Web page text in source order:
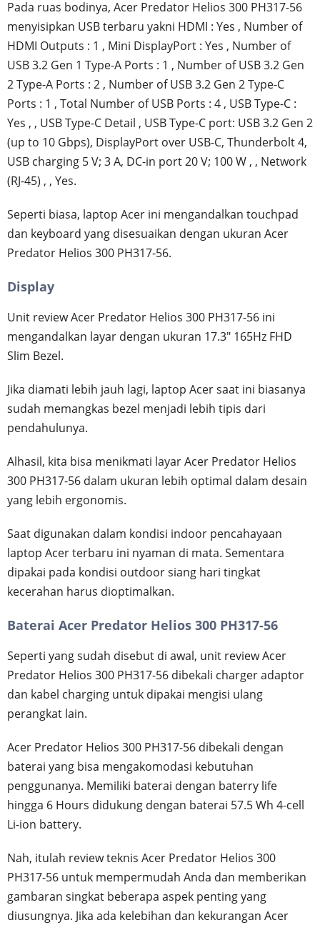
Pada ruas bodinya, Acer Predator Helios 300 PH317-56
menyisipkan USB terbaru yakni HDMI : Yes , Number of
HDMI Outputs : 1 , Mini DisplayPort : Yes , Number of
USB 3.2 Gen 1 Type-A Ports : 1 , Number of USB 3.2 Gen
2 Type-A Ports : 2 , Number of USB 3.2 Gen 2 Type-C
Ports : 1 , Total Number of USB Ports : 4 , USB Type-C :
Yes , , USB Type-C Detail , USB Type-C port: USB 3.2 Gen 2
(up to 10 Gbps), DisplayPort over USB-C, Thunderbolt 4,
USB charging 5 V; 3 A, DC-in port 20 V; 100 W , , Network
(RJ-45) , , Yes.
Seperti biasa, laptop Acer ini mengandalkan touchpad
dan keyboard yang disesuaikan dengan ukuran Acer
Predator Helios 300 PH317-56.
Display
Unit review Acer Predator Helios 300 PH317-56 ini
mengandalkan layar dengan ukuran 17.3" 165Hz FHD
Slim Bezel.
Jika diamati lebih jauh lagi, laptop Acer saat ini biasanya
sudah memangkas bezel menjadi lebih tipis dari
pendahulunya.
Alhasil, kita bisa menikmati layar Acer Predator Helios
300 PH317-56 dalam ukuran lebih optimal dalam desain
yang lebih ergonomis.
Saat digunakan dalam kondisi indoor pencahayaan
laptop Acer terbaru ini nyaman di mata. Sementara
dipakai pada kondisi outdoor siang hari tingkat
kecerahan harus dioptimalkan.
Baterai Acer Predator Helios 300 PH317-56
Seperti yang sudah disebut di awal, unit review Acer
Predator Helios 300 PH317-56 dibekali charger adaptor
dan kabel charging untuk dipakai mengisi ulang
perangkat lain.
Acer Predator Helios 300 PH317-56 dibekali dengan
baterai yang bisa mengakomodasi kebutuhan
penggunanya. Memiliki baterai dengan baterry life
hingga 6 Hours didukung dengan baterai 57.5 Wh 4-cell
Li-ion battery.
Nah, itulah review teknis Acer Predator Helios 300
PH317-56 untuk mempermudah Anda dan memberikan
gambaran singkat beberapa aspek penting yang
diusungnya. Jika ada kelebihan dan kekurangan Acer